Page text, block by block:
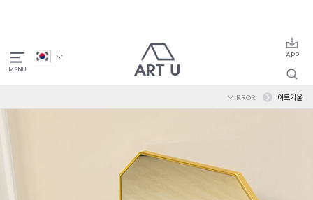
MIRROR 아트거울